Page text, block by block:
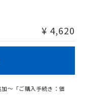
ります。
¥ 4,620
～「ご購入手続き：価